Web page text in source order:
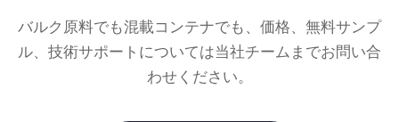
バルク原料でも混載コンテナでも、価格、無料サンプ
ル、技術サポートについては当社チームまでお問い合
わせください。